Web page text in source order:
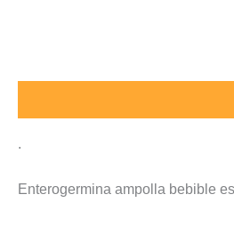
.
Enterogermina ampolla bebible